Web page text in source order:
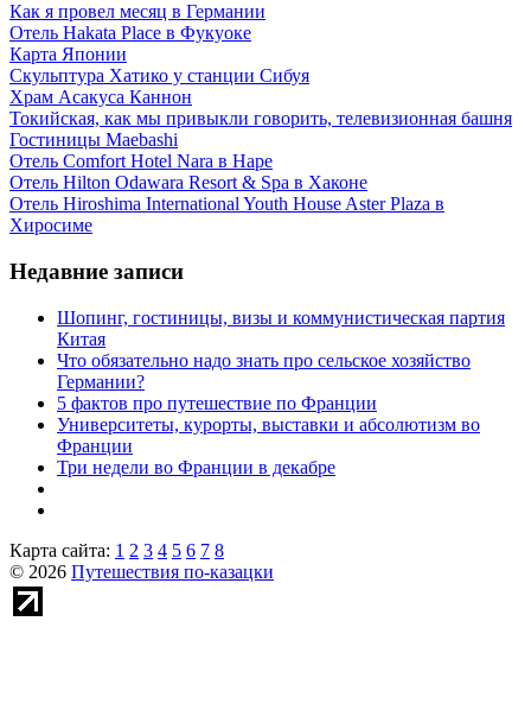
Как я провел месяц в Германии
Отель Hakata Place в Фукуоке
Карта Японии
Скульптура Хатико у станции Сибуя
Храм Асакуса Каннон
Токийская, как мы привыкли говорить, телевизионная башня
Гостиницы Maebashi
Отель Comfort Hotel Nara в Наре
Отель Hilton Odawara Resort & Spa в Хаконе
Отель Hiroshima International Youth House Aster Plaza в
Хиросиме
Недавние записи
Шопинг, гостиницы, визы и коммунистическая партия
Китая
Что обязательно надо знать про сельское хозяйство
Германии?
5 фактов про путешествие по Франции
Университеты, курорты, выставки и абсолютизм во
Франции
Три недели во Франции в декабре
Карта сайта: 1 2 3 4 5 6 7 8
© 2026 Путешествия по-казацки